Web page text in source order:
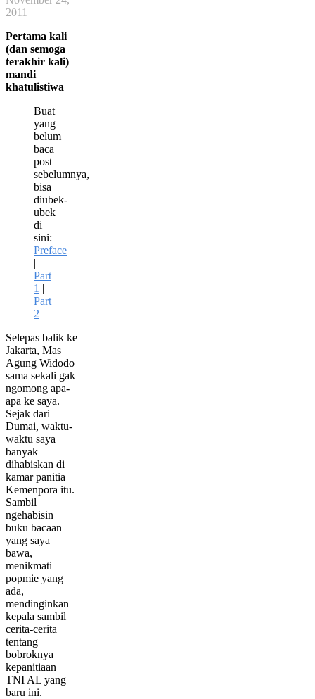
2011
Pertama kali
(dan semoga
terakhir kali)
mandi
khatulistiwa
Buat
yang
belum
baca
post
sebelumnya,
bisa
diubek-
ubek
di
sini:
Preface
|
Part
1 |
Part
2
Selepas balik ke
Jakarta, Mas
Agung Widodo
sama sekali gak
ngomong apa-
apa ke saya.
Sejak dari
Dumai, waktu-
waktu saya
banyak
dihabiskan di
kamar panitia
Kemenpora itu.
Sambil
ngehabisin
buku bacaan
yang saya
bawa,
menikmati
popmie yang
ada,
mendinginkan
kepala sambil
cerita-cerita
tentang
bobroknya
kepanitiaan
TNI AL yang
baru ini.